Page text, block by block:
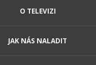
O TELEVIZI
JAK NÁS NALADIT